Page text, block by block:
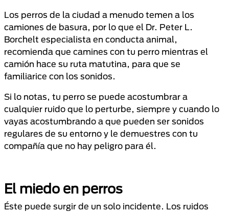
Los perros de la ciudad a menudo temen a los
camiones de basura, por lo que el Dr. Peter L.
Borchelt especialista en conducta animal,
recomienda que camines con tu perro mientras el
camión hace su ruta matutina, para que se
familiarice con los sonidos.
Si lo notas, tu perro se puede acostumbrar a
cualquier ruido que lo perturbe, siempre y cuando lo
vayas acostumbrando a que pueden ser sonidos
regulares de su entorno y le demuestres con tu
compañía que no hay peligro para él.
El miedo en perros
Éste puede surgir de un solo incidente. Los ruidos